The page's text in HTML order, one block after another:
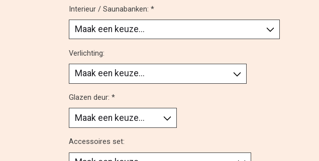
Interieur / Saunabanken: *
Verlichting:
Glazen deur: *
Accessoires set: